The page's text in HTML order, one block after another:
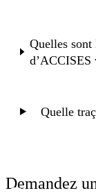
Quelles
Quelle
Demandez